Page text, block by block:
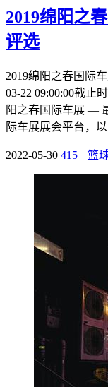
2019绵阳之
评选
2019绵阳之春国际
03-22 09:00:00截止
阳之春国际车展 —
际车展展会平台，
2022-05-30 415 篮